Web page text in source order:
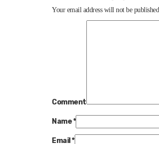
Your email address will not be published.
Comment
Name*
Email *